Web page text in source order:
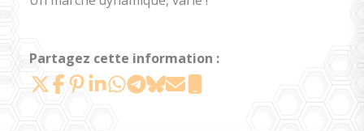
Partagez cette information :